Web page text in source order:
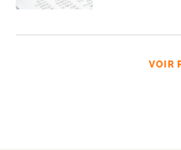
VOIR